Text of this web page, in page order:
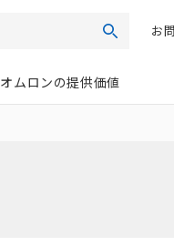
検索お
オムロンの提供価値